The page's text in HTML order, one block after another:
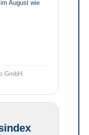
August wie
GmbH